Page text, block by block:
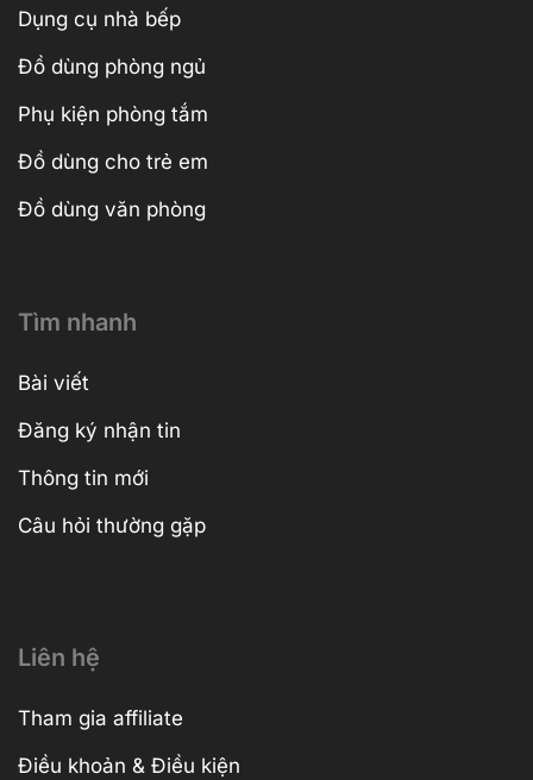
Dụng cụ nhà bếp
Đồ dùng phòng ngủ
Phụ kiện phòng tắm
Đồ dùng cho trẻ em
Đồ dùng văn phòng
Tìm nhanh
Bài viết
Đăng ký nhận tin
Thông tin mới
Câu hỏi thường gặp
Liên hệ
Tham gia affiliate
Điều khoản & Điều kiện